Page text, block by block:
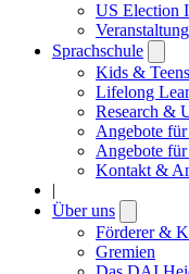
US Election
Sprachschule
Kids & Teens
Lifelong
Research &
Angebote
Angebote
Kontakt &
|
Über uns
submenu
Förderer &
Gremien